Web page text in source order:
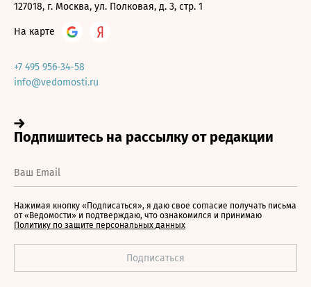
127018, г. Москва, ул. Полковая, д. 3, стр. 1
На карте
+7 495 956-34-58
info@vedomosti.ru
Нажимая кнопку «Подписаться», я даю свое согласие получать письма
от «Ведомости» и подтверждаю, что ознакомился и принимаю
Политику по защите персональных данных